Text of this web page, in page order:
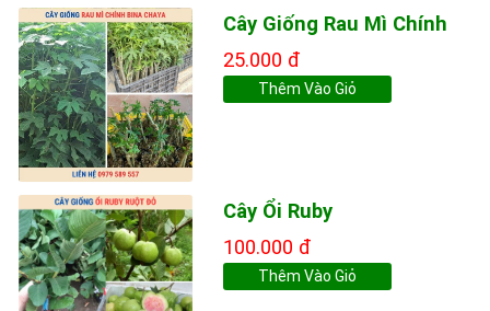
Cây Giống Rau Mì Chính
25.000 đ
Thêm Vào Giỏ
Cây Ổi Ruby
100.000 đ
Thêm Vào Giỏ